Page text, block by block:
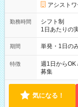
アシスト
勤務時間
シフト制
1日あたりの
勤務 勤務：月・水
可能です！ ※1日あたりの最大実働時間は日勤、夜勤共に勤務し
期間 単発・1日の
特徴
週1日からOK
募集
気になる！